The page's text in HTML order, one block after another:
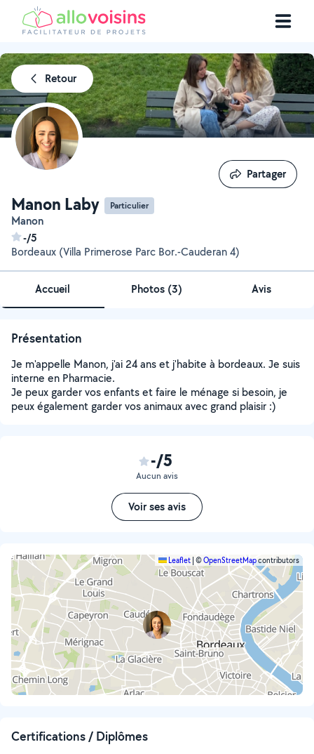
Retour
Manon Laby Particulier
Manon
-/5
Bordeaux (Villa Primerose Parc Bor.-Cauderan 4)
Partager
Partager
Accueil Photos (3) Avis
Présentation
Je m'appelle Manon, j'ai 24 ans et j'habite à bordeaux. Je suis
interne en Pharmacie.
Je peux garder vos enfants et faire le ménage si besoin, je
peux également garder vos animaux avec grand plaisir :)
-/5
Aucun avis
Voir ses avis
Leaflet ©OpenStreetMapcontributors
Certifications / Diplômes